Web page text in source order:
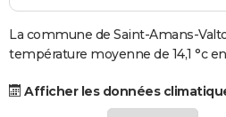
S'inscrire
Se connecter
Lycées
Collèges
Primaires
Universités
Entreprises
Service militaire
Avis de recherche
AVIS DE DÉCÈS
FORUM
La commune de Saint-Amans-
température moyenne de 14,1 °c en
Afficher les données